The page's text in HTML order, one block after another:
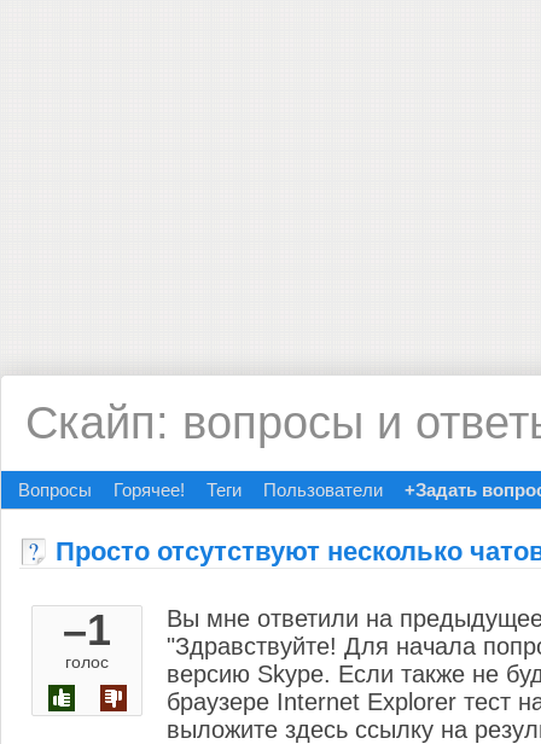
Скайп: вопросы и
Вопросы Горячее! Теги Пользователи +Задать
Просто отсутствуют несколько
–1
голос
Вы мне ответили на
"Здравствуйте! Для начала
версию Skype. Если также не
браузере Internet Explorer тест
выложите здесь ссылку на